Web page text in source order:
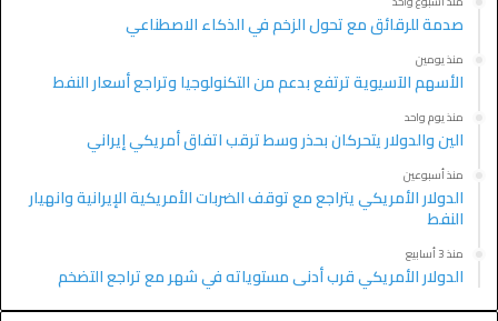
صدمة للرقائق مع تحول الزخم في الذكاء الاصطناعي
منذ يومين
الأسهم الآسيوية ترتفع بدعم من التكنولوجيا وتراجع أسعار النفط
منذ يوم واحد
الين والدولار يتحركان بحذر وسط ترقب اتفاق أمريكي إيراني
منذ أسبوعين
الدولار الأمريكي يتراجع مع توقف الضربات الأمريكية الإيرانية وانهيار
النفط
منذ 3 أسابيع
الدولار الأمريكي قرب أدنى مستوياته في شهر مع تراجع التضخم